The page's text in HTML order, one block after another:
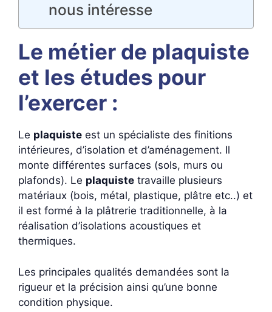
nous intéresse
Le métier de plaquiste
et les études pour
l’exercer :
Le plaquiste est un spécialiste des finitions
intérieures, d’isolation et d’aménagement. Il
monte différentes surfaces (sols, murs ou
plafonds). Le plaquiste travaille plusieurs
matériaux (bois, métal, plastique, plâtre etc..) et
il est formé à la plâtrerie traditionnelle, à la
réalisation d’isolations acoustiques et
thermiques.
Les principales qualités demandées sont la
rigueur et la précision ainsi qu’une bonne
condition physique.